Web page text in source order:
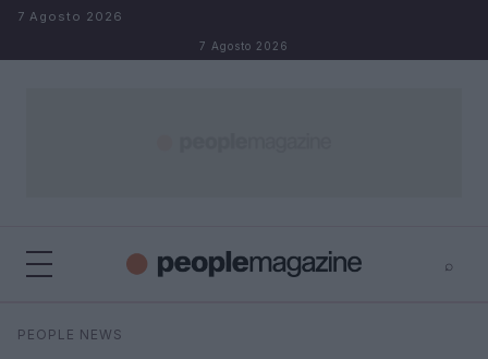
Salta al contenuto
7 Agosto 2026
7 Agosto 2026
⌕
Cerca
PEOPLE NEWS